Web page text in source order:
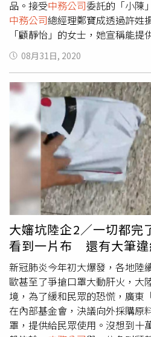
品。接受中務公司委託的「小陳
中務公司總經理鄭寶成透過許姓
「顧靜怡」的女士，她宣稱能
源，且保證比市場行情便宜，只
貨。鄭寶成乍聽之下欣喜若狂，
一千噸訂價一百六十五萬元美元
金，等到貨後再付清餘款即可。
不到說好的貨，讓鄭寶成坐如針氈
顧靜怡盡速出貨，最後顧靜怡提
務公司，並告知第一批一千公噸
白雲機場。「顧靜怡」外表看起
女，沒想到卻成功說服中務公司
因此詐騙得手至少2400萬。（圖
中務公司的員工拿著空運貨物清
人員竟告知「查無此單」，中務
刻請現場人員再詳細確認一次，
有這張單子，被耍得團團轉的中
本刊致電給顧靜怡，顧女聽到是
本刊說明來意並詢問回應後，顧
沒有這種事！」隨即將電話掛斷
08月31日, 2020
大嬸坑陸企2／一切都完
看到一片布 還有大筆違
新冠肺炎今年初大爆發，各地陸
歐甚至了爭搶口罩大動肝火，大
境，為了緩和民眾的恐慌，廣東
在內部基金會，決議向外採購原
罩，提供給民眾使用。沒想到十